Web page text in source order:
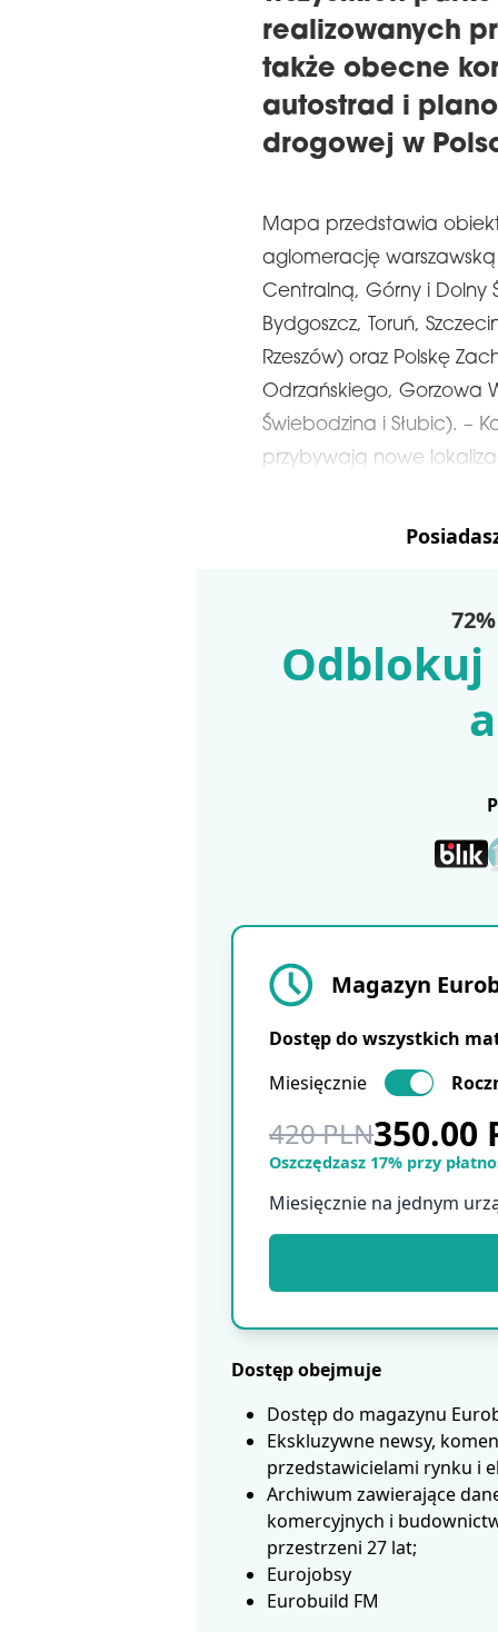
realizowanych
także obecne
autostrad i
drogowej w
Mapa przedstawia
aglomerację warszawską
Centralną, Górny i Dolny
Bydgoszcz, Toruń,
Rzeszów) oraz Polskę
Odrzańskiego, Gorzowa
Świebodzina i Słubic). –
przybywają nowe
Odblokuj
Magazyn
Dostęp do wszystkich
Miesięcznie
420 PLN350.00
Oszczędzasz 17% przy
Miesięcznie na jednym
Dostęp obejmuje
Dostęp do magazynu
Ekskluzywne newsy,
przedstawicielami rynku i
Archiwum zawierające
komercyjnych i
przestrzeni 27 lat;
Eurojobsy
Eurobuild FM